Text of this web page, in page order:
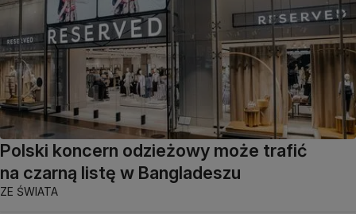
Polski koncern odzieżowy może trafić
na czarną listę w Bangladeszu
ZE ŚWIATA